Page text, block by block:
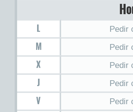
Médico especialista en Urología,
L Pedir
M Pedir
X Pedir
J Pedir
V Pedir